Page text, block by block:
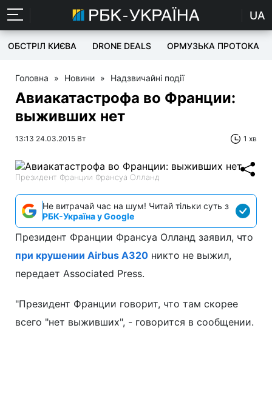
UA
ОБСТРІЛ КИЄВА DRONE DEALS ОРМУЗЬКА ПРОТОКА
Головна » Новини » Надзвичайні події
Авиакатастрофа во Франции:
выживших нет
13:13 24.03.2015 Вт 1 хв
Президент Франции Франсуа Олланд
Не витрачай час на шум! Читай тільки суть з
РБК-Україна у Google
Президент Франции Франсуа Олланд заявил, что
при крушении Airbus A320 никто не выжил,
передает Associated Press.
"Президент Франции говорит, что там скорее
всего "нет выживших", - говорится в сообщении.